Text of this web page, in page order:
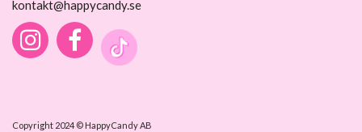
kontakt@happycandy.se
Copyright 2024 © HappyCandy AB